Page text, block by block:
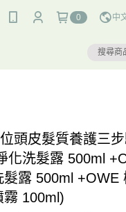
0 中
頭皮髮質養護三
化洗髮露 500ml
髮露 500ml +OWE
霧 100ml)